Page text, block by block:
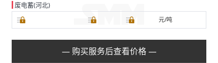
废电蓄(河北)
元/吨
— 购买服务后查看价格 —